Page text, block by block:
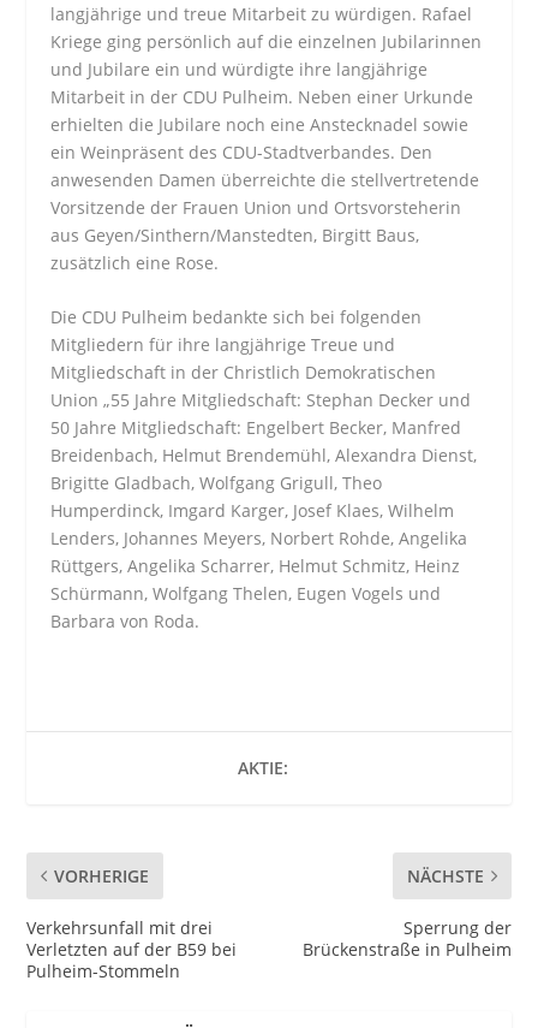
langjährige und treue Mitarbeit zu würdigen. Rafael
Kriege ging persönlich auf die einzelnen Jubilarinnen
und Jubilare ein und würdigte ihre langjährige
Mitarbeit in der CDU Pulheim. Neben einer Urkunde
erhielten die Jubilare noch eine Anstecknadel sowie
ein Weinpräsent des CDU-Stadtverbandes. Den
anwesenden Damen überreichte die stellvertretende
Vorsitzende der Frauen Union und Ortsvorsteherin
aus Geyen/Sinthern/Manstedten, Birgitt Baus,
zusätzlich eine Rose.
Die CDU Pulheim bedankte sich bei folgenden
Mitgliedern für ihre langjährige Treue und
Mitgliedschaft in der Christlich Demokratischen
Union „55 Jahre Mitgliedschaft: Stephan Decker und
50 Jahre Mitgliedschaft: Engelbert Becker, Manfred
Breidenbach, Helmut Brendemühl, Alexandra Dienst,
Brigitte Gladbach, Wolfgang Grigull, Theo
Humperdinck, Imgard Karger, Josef Klaes, Wilhelm
Lenders, Johannes Meyers, Norbert Rohde, Angelika
Rüttgers, Angelika Scharrer, Helmut Schmitz, Heinz
Schürmann, Wolfgang Thelen, Eugen Vogels und
Barbara von Roda.
AKTIE:
VORHERIGE
Verkehrsunfall mit drei
Verletzten auf der B59 bei
Pulheim-Stommeln
NÄCHSTE
Sperrung der
Brückenstraße in Pulheim